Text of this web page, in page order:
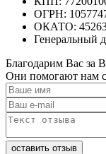
ОГРН:
ОКАТО:
Генеральный
Благодарим Вас за
Они помогают нам